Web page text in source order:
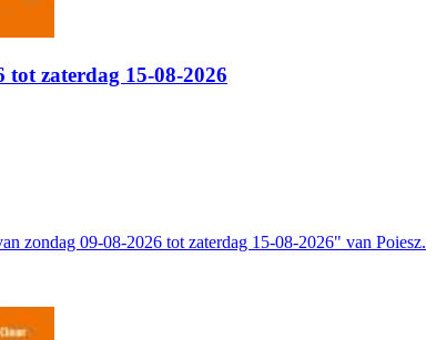
tot zaterdag 15-08-2026
zondag 09-08-2026 tot zaterdag 15-08-2026" van Poiesz.